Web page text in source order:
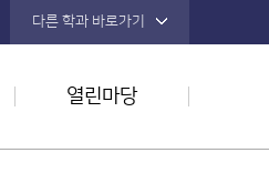
다른 학과 바로가기
열린마당